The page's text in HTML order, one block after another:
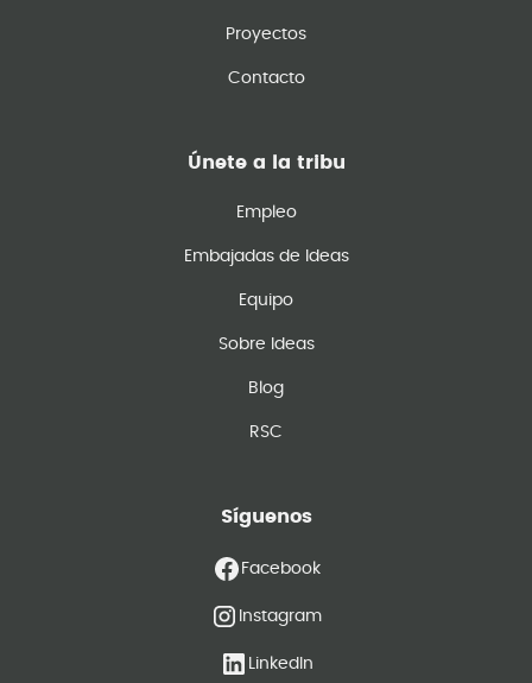
Proyectos
Contacto
Únete a la tribu
Empleo
Embajadas de Ideas
Equipo
Sobre Ideas
Blog
RSC
Síguenos
Facebook
Instagram
LinkedIn